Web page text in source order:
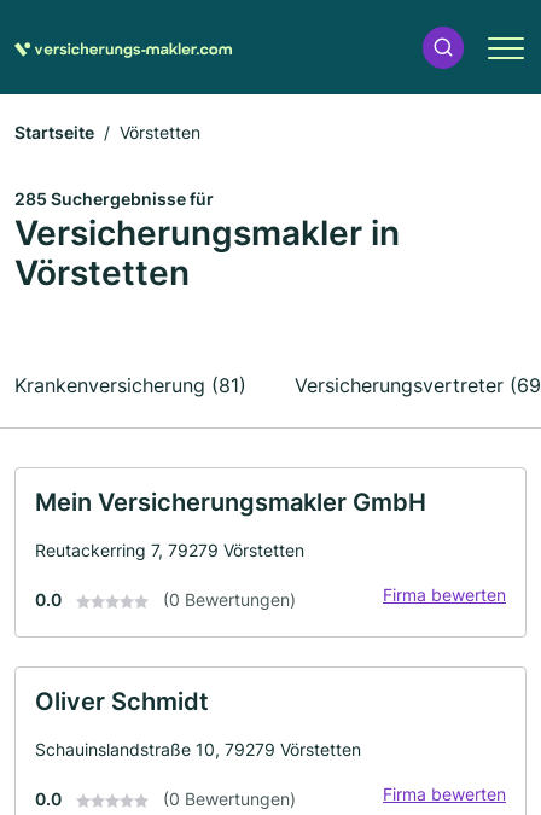
Startseite Vörstetten
285 Suchergebnisse für
Versicherungsmakler in
Vörstetten
Krankenversicherung (81) Versicherungsvertreter
Mein Versicherungsmakler GmbH
Reutackerring 7, 79279 Vörstetten
0.0 (0 Bewertungen) Firma bewerten
Oliver Schmidt
Schauinslandstraße 10, 79279 Vörstetten
0.0 (0 Bewertungen) Firma bewerten